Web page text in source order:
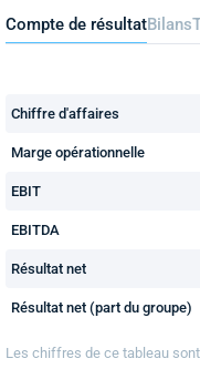
Compte de résultatBilans
Chiffre d'affaires
Marge opérationnelle
EBIT
EBITDA
Résultat net
Résultat net (part du groupe)
Les chiffres de ce tableau